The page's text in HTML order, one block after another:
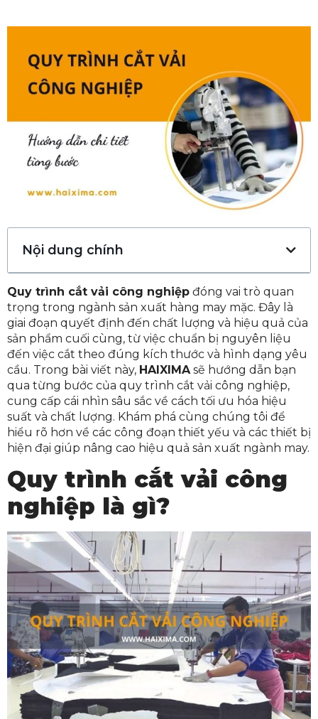
Nội dung chính
Quy trình cắt vải công nghiệp đóng vai trò quan
trọng trong ngành sản xuất hàng may mặc. Đây là
giai đoạn quyết định đến chất lượng và hiệu quả của
sản phẩm cuối cùng, từ việc chuẩn bị nguyên liệu
đến việc cắt theo đúng kích thước và hình dạng yêu
cầu. Trong bài viết này, HAIXIMA sẽ hướng dẫn bạn
qua từng bước của quy trình cắt vải công nghiệp,
cung cấp cái nhìn sâu sắc về cách tối ưu hóa hiệu
suất và chất lượng. Khám phá cùng chúng tôi để
hiểu rõ hơn về các công đoạn thiết yếu và các thiết bị
hiện đại giúp nâng cao hiệu quả sản xuất ngành may.
Quy trình cắt vải công
nghiệp là gì?